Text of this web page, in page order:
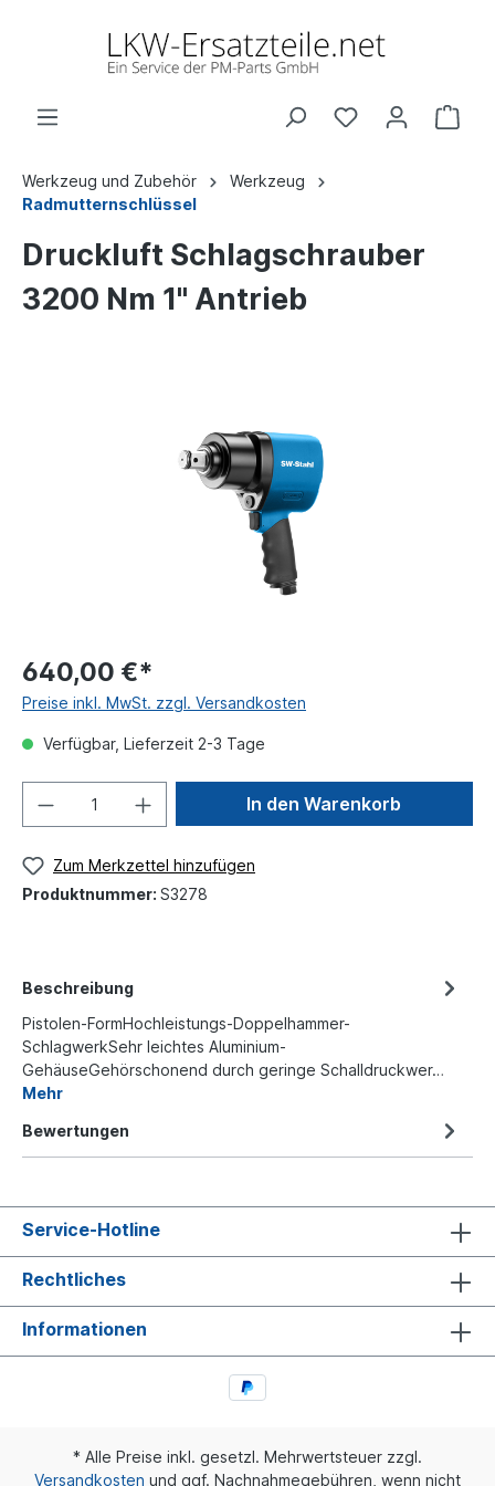
Werkzeug und Zubehör
Werkzeug
Radmutternschlüssel
Druckluft Schlagschrauber
3200 Nm 1" Antrieb
640,00 €*
Preise inkl. MwSt. zzgl. Versandkosten
Verfügbar, Lieferzeit 2-3 Tage
In den Warenkorb
Zum Merkzettel hinzufügen
Produktnummer: S3278
Beschreibung
Pistolen-FormHochleistungs-Doppelhammer-
SchlagwerkSehr leichtes Aluminium-
GehäuseGehörschonend durch geringe Schalldruckwer…
Mehr
Bewertungen
Service-Hotline
Rechtliches
Informationen
* Alle Preise inkl. gesetzl. Mehrwertsteuer zzgl.
Versandkosten und ggf. Nachnahmegebühren, wenn nicht